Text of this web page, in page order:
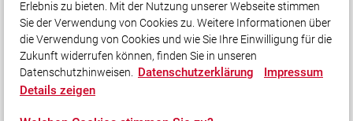
Landesfeuerwehrverband Bayern
Integrierte Leitstelle Ingolstadt
Social Media
Erlebnis zu bieten. Mit der Nutzung unserer Webseite stimmen
Sie der Verwendung von Cookies zu. Weitere Informationen über
die Verwendung von Cookies und wie Sie Ihre Einwilligung für die
Zukunft widerrufen können, finden Sie in unseren
Datenschutzhinweisen. Datenschutzerklärung
Impressum
Details zeigen